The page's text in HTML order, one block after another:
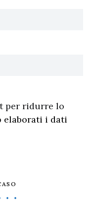
per ridurre lo
elaborati i dati